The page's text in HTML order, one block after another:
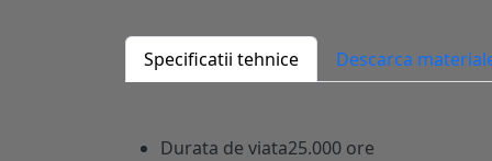
Specificatii tehnice Descarca
Durata de viata25.000 ore